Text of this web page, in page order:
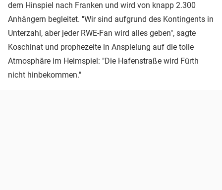
dem Hinspiel nach Franken und wird von knapp 2.300
Anhängern begleitet. "Wir sind aufgrund des Kontingents in
Unterzahl, aber jeder RWE-Fan wird alles geben", sagte
Koschinat und prophezeite in Anspielung auf die tolle
Atmosphäre im Heimspiel: "Die Hafenstraße wird Fürth
nicht hinbekommen."